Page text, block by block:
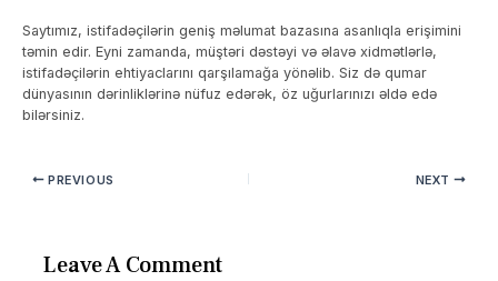
Saytımız, istifadəçilərin geniş məlumat bazasına asanlıqla erişimini
təmin edir. Eyni zamanda, müştəri dəstəyi və əlavə xidmətlərlə,
istifadəçilərin ehtiyaclarını qarşılamağa yönəlib. Siz də qumar
dünyasının dərinliklərinə nüfuz edərək, öz uğurlarınızı əldə edə
bilərsiniz.
PREVIOUS NEXT
Leave A Comment